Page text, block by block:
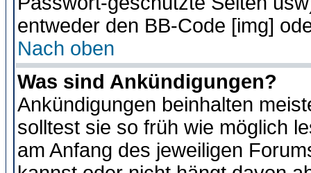
entweder den BB-Code [img]
Nach oben
Was sind Ankündigungen?
Ankündigungen beinhalten
solltest sie so früh wie möglich
am Anfang des jeweiligen